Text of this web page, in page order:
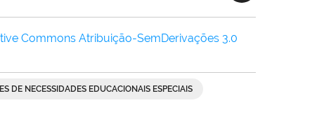
Commons Atribuição-SemDerivações 3.0
DE NECESSIDADES EDUCACIONAIS ESPECIAIS